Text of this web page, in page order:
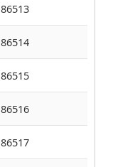
86513
86514
86515
86516
86517